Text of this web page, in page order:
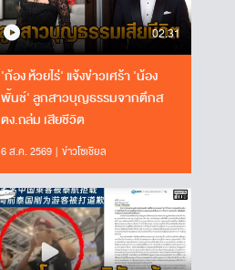
02.31
'ก้อง ห้วยไร่' แจ้งข่าวเศร้า 'น้อง
พั้นช์' ลูกสาวบุญธรรมจากตึกส
ตง.ถล่ม เสียชีวิต
6 ส.ค. 2569 ข่าวโซเชียล